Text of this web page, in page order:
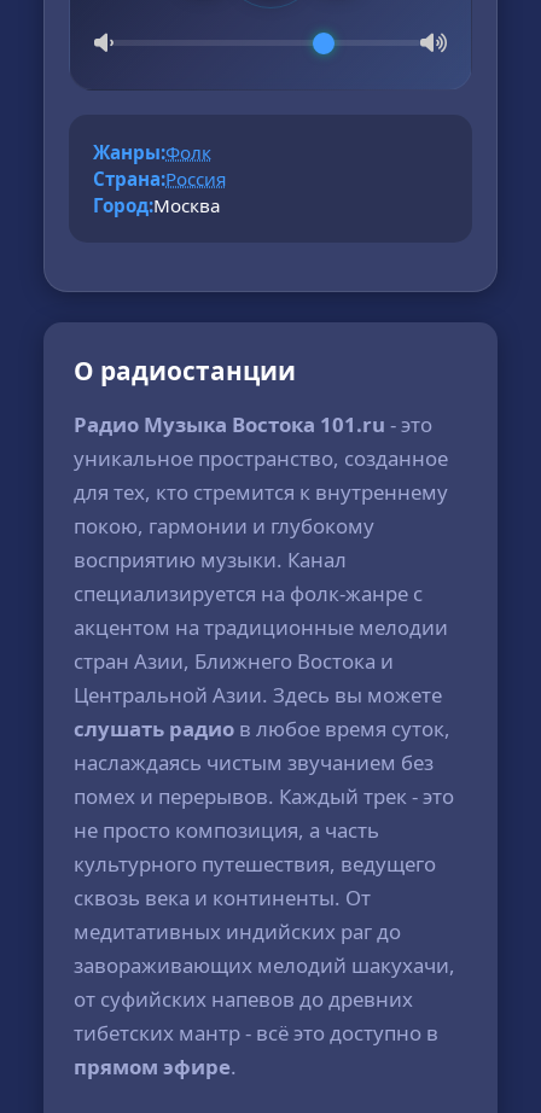
Жанры:Фолк
Страна:Россия
Город:Москва
О радиостанции
Радио Музыка Востока 101.ru - это
уникальное пространство, созданное
для тех, кто стремится к внутреннему
покою, гармонии и глубокому
восприятию музыки. Канал
специализируется на фолк-жанре с
акцентом на традиционные мелодии
стран Азии, Ближнего Востока и
Центральной Азии. Здесь вы можете
слушать радио в любое время суток,
наслаждаясь чистым звучанием без
помех и перерывов. Каждый трек - это
не просто композиция, а часть
культурного путешествия, ведущего
сквозь века и континенты. От
медитативных индийских раг до
завораживающих мелодий шакухачи,
от суфийских напевов до древних
тибетских мантр - всё это доступно в
прямом эфире.